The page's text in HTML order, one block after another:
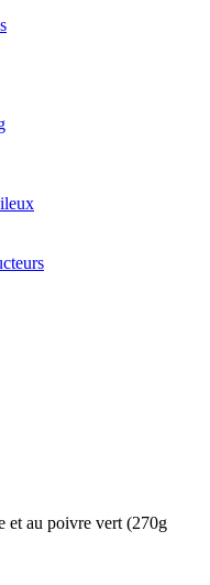
et au poivre vert (270g